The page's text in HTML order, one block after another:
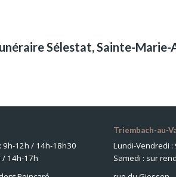
Sélestat, Sainte-Marie-
9h-12h / 14h-18h30
/ 14h-17h
Triembach-au-
Lundi-Vendredi
Samedi : sur